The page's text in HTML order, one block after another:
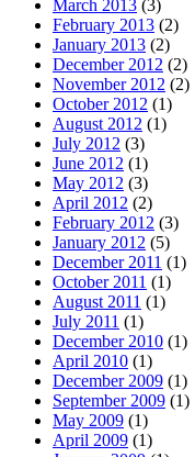
March 2013 (3)
February 2013 (2)
January 2013 (2)
December 2012 (2)
November 2012 (2)
October 2012 (1)
August 2012 (1)
July 2012 (3)
June 2012 (1)
May 2012 (3)
April 2012 (2)
February 2012 (3)
January 2012 (5)
December 2011 (1)
October 2011 (1)
August 2011 (1)
July 2011 (1)
December 2010 (1)
April 2010 (1)
December 2009 (1)
September 2009 (1)
May 2009 (1)
April 2009 (1)